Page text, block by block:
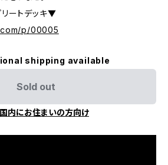
ートデッキ▼
p/00005
shipping available
Sold out
内にお住まいの方向け